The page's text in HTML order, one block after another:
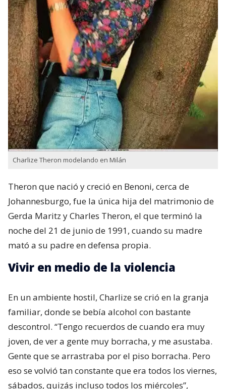
Charlize Theron modelando en Milán
Theron que nació y creció en Benoni,​ cerca de
Johannesburgo, fue la única hija del matrimonio de
Gerda Maritz​ y Charles Theron, el que terminó la
noche del 21 de junio de 1991, cuando su madre
mató a su padre en defensa propia.
Vivir en medio de la violencia
En un ambiente hostil, Charlize se crió en la granja
familiar, donde se bebía alcohol con bastante
descontrol. “Tengo recuerdos de cuando era muy
joven, de ver a gente muy borracha, y me asustaba.
Gente que se arrastraba por el piso borracha. Pero
eso se volvió tan constante que era todos los viernes,
sábados, quizás incluso todos los miércoles”,